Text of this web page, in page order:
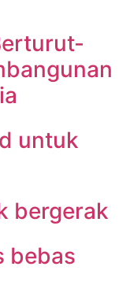
untuk
bergerak
bebas